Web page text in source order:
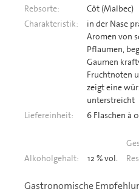
Rebsorte:
Côt (Malbec)
Charakteristik:
in der Nase
Aromen von
Pflaumen,
Gaumen
Fruchtnoten
zeigt eine
unterstreicht
Liefereinheit:
6 Flaschen à
Alkoholgehalt:
12 % vol.
Gastronomische